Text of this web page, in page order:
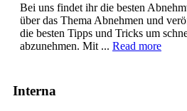
Bei uns findet ihr die besten
über das Thema Abnehmen und
die besten Tipps und Tricks um
abzunehmen. Mit ... Read more
Interna